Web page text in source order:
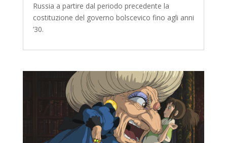
Russia a partire dal periodo precedente la
costituzione del governo bolscevico fino agli anni
’30.